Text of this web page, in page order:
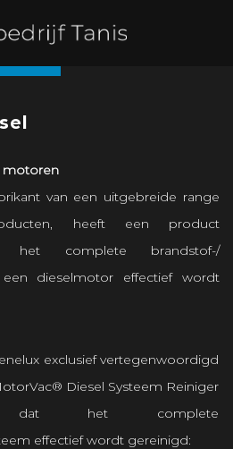
motoren
van een uitgebreide range
heeft een product
het complete brandstof-/
een dieselmotor effectief wordt
exclusief vertegenwoordigd
Diesel Systeem Reiniger
dat het complete
effectief wordt gereinigd: